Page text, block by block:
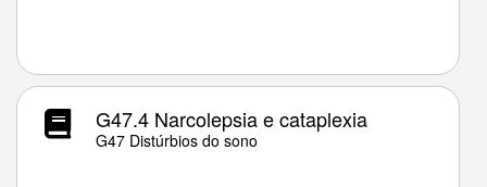
G47.4 Narcolepsia e cataplexia
G47 Distúrbios do sono